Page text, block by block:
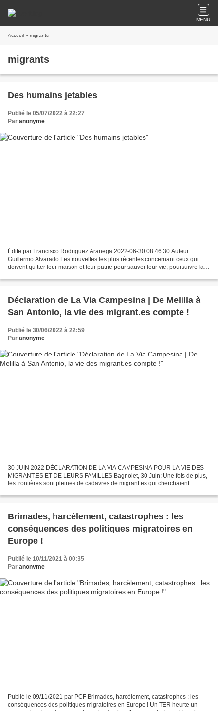
MENU
Accueil » migrants
migrants
Des humains jetables
Publié le 05/07/2022 à 22:27
Par anonyme
Édité par Francisco Rodríguez Aranega 2022-06-30 08:46:30 Auteur:
Guillermo Alvarado Les nouvelles les plus récentes concernant ceux qui
doivent quitter leur maison et leur patrie pour sauver leur vie, poursuivre la
Déclaration de La Via Campesina | De Melilla à
San Antonio, la vie des migrant.es compte !
Publié le 30/06/2022 à 22:59
Par anonyme
30 JUIN 2022 DÉCLARATION DE LA VIA CAMPESINA POUR LA VIE DES
MIGRANT.ES ET DE LEURS FAMILLES Bagnolet, 30 Juin: Une fois de plus,
les frontières sont pleines de cadavres de migrant.es qui cherchaient
Brimades, harcèlement, catastrophes : les
conséquences des politiques migratoires en
Europe !
Publié le 10/11/2021 à 00:35
Par anonyme
Publié le 09/11/2021 par PCF Brimades, harcèlement, catastrophes : les
conséquences des politiques migratoires en Europe ! Un TER heurte un